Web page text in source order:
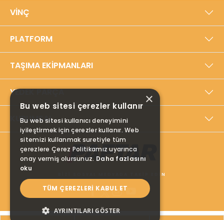
Yerli üretim anlayışıyla, dayanıklılığı ve
performansı ön planda tutan Paftar, ISO
9001:2015 Kalite Yönetim Sistemi ve TSE Hizmet
Yeterlilik Belgeleriyle sertifikalandırılmıştır.
Ürünlerini yenilikçi tasarım, teknoloji ve
sürdürülebilir çözümlerle geliştiren şirket,
müşterilerine satış sonrası destek ve yedek
sunmaktadır. Paftar, endüstriyel taşımacılık ve
kaldırma ekipmanlarında global bir marka olma
yolunda emin adımlarla ilerlemektedir.
VİNÇ
PLATFORM
TAŞIMA EKİPMANLARI
YEDEK PARÇA
KURUMSAL
BİZİ SOSYAL MEDYADA TAKİP EDİN
×
Bu web sitesi çerezler kullanır
Bu web sitesi kullanıcı deneyimini
iyileştirmek için çerezler kullanır. Web
sitemizi kullanmak suretiyle tüm
çerezlere Çerez Politikamız uyarınca
onay vermiş olursunuz. Daha fazlasını
oku
TÜM ÇEREZLERI KABUL ET
AYRINTILARI GÖSTER